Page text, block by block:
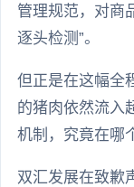
管理规范，对商
逐头检测”。
但正是在这幅全
的猪肉依然流入
机制，究竟在哪
双汇发展在致歉